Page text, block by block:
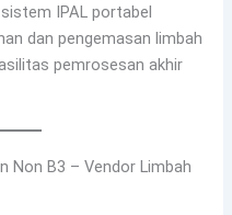
IPAL portabel
dan pengemasan limbah
pemrosesan akhir
Non B3 – Vendor Limbah